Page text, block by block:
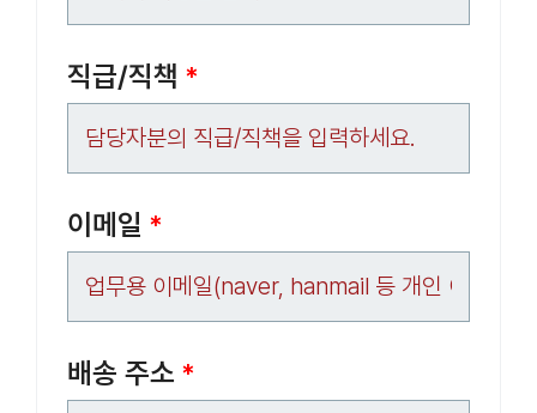
직급/직책 *
이메일 *
배송 주소 *